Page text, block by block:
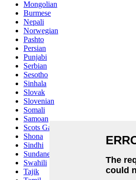
Mongolian
Burmese
Nepali
Norwegian
Pashto
Persian
Punjabi
Serbian
Sesotho
Sinhala
Slovak
Slovenian
Somali
Samoan
Scots Gaelic
Shona
Sindhi
Sundanese
Swahili
Tajik